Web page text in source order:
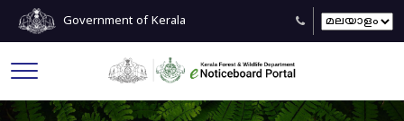
Government of Kerala